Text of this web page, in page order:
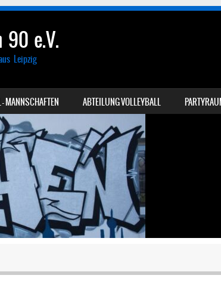
e.V.
Leipzig
ABTEILUNG VOLLEYBALL